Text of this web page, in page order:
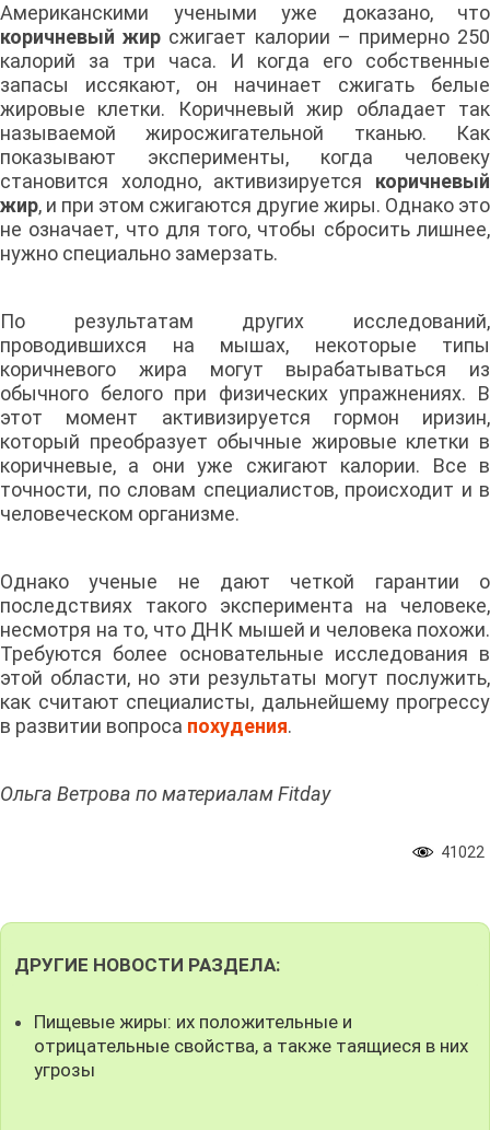
Американскими учеными уже доказано, что
коричневый жир сжигает калории – примерно 250
калорий за три часа. И когда его собственные
запасы иссякают, он начинает сжигать белые
жировые клетки. Коричневый жир обладает так
называемой жиросжигательной тканью. Как
показывают эксперименты, когда человеку
становится холодно, активизируется коричневый
жир, и при этом сжигаются другие жиры. Однако это
не означает, что для того, чтобы сбросить лишнее,
нужно специально замерзать.
По результатам других исследований,
проводившихся на мышах, некоторые типы
коричневого жира могут вырабатываться из
обычного белого при физических упражнениях. В
этот момент активизируется гормон иризин,
который преобразует обычные жировые клетки в
коричневые, а они уже сжигают калории. Все в
точности, по словам специалистов, происходит и в
человеческом организме.
Однако ученые не дают четкой гарантии о
последствиях такого эксперимента на человеке,
несмотря на то, что ДНК мышей и человека похожи.
Требуются более основательные исследования в
этой области, но эти результаты могут послужить,
как считают специалисты, дальнейшему прогрессу
в развитии вопроса похудения.
Ольга Ветрова по материалам Fitday
41022
ДРУГИЕ НОВОСТИ РАЗДЕЛА:
Пищевые жиры: их положительные и
отрицательные свойства, а также таящиеся в них
угрозы